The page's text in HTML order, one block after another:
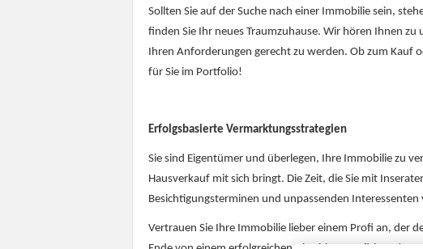
Sollten Sie auf der Suche nach einer Immobilie sein,
finden Sie Ihr neues Traumzuhause. Wir hören Ihnen
Ihren Anforderungen gerecht zu werden. Ob zum Kauf
für Sie im Portfolio!
Erfolgsbasierte Vermarktungsstrategien
Sie sind Eigentümer und überlegen, Ihre Immobilie zu
Hausverkauf mit sich bringt. Die Zeit, die Sie mit
Besichtigungsterminen und unpassenden Interessenten
Vertrauen Sie Ihre Immobilie lieber einem Profi an, der